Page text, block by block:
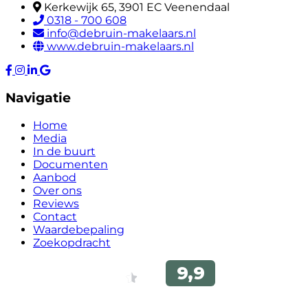
Kerkewijk 65, 3901 EC Veenendaal
0318 - 700 608
info@debruin-makelaars.nl
www.debruin-makelaars.nl
Navigatie
Home
Media
In de buurt
Documenten
Aanbod
Over ons
Reviews
Contact
Waardebepaling
Zoekopdracht